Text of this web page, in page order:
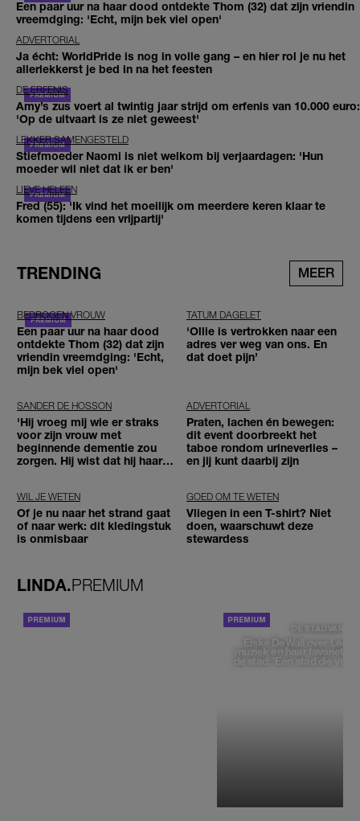
Een paar uur na haar dood ontdekte Thom (32) dat zijn vriendin
vreemdging: 'Echt, mijn bek viel open'
ADVERTORIAL
Ja écht: WorldPride is nog in volle gang – en hier rol je nu het
allerlekkerst je bed in na het feesten
DE ERFENIS
Amy’s zus voert al twintig jaar strijd om erfenis van 10.000 euro:
'Op de uitvaart is ze niet geweest'
LEKKER SAMENGESTELD
Stiefmoeder Naomi is niet welkom bij verjaardagen: 'Hun
moeder wil niet dat ik er ben'
LIEVE HELEEN
Fred (55): 'Ik vind het moeilijk om meerdere keren klaar te
komen tijdens een vrijpartij'
TRENDING MEER
BEDROGEN VROUW
Een paar uur na haar dood
ontdekte Thom (32) dat zijn
vriendin vreemdging: 'Echt,
mijn bek viel open'
TATUM DAGELET
'Ollie is vertrokken naar een
adres ver weg van ons. En
dat doet pijn’
SANDER DE HOSSON
'Hij vroeg mij wie er straks
voor zijn vrouw met
beginnende dementie zou
zorgen. Hij wist dat hij haar
ADVERTORIAL
Praten, lachen én bewegen:
dit event doorbreekt het
taboe rondom urineverlies –
en jij kunt daarbij zijn
WIL JE WETEN
Of je nu naar het strand gaat
of naar werk: dit kledingstuk
is onmisbaar
GOED OM TE WETEN
Vliegen in een T-shirt? Niet
doen, waarschuwt deze
stewardess
LINDA.PREMIUM
DE STAD VAN
Elske DeWall over
muziek en haar favoriete
de stad: 'Een stad die